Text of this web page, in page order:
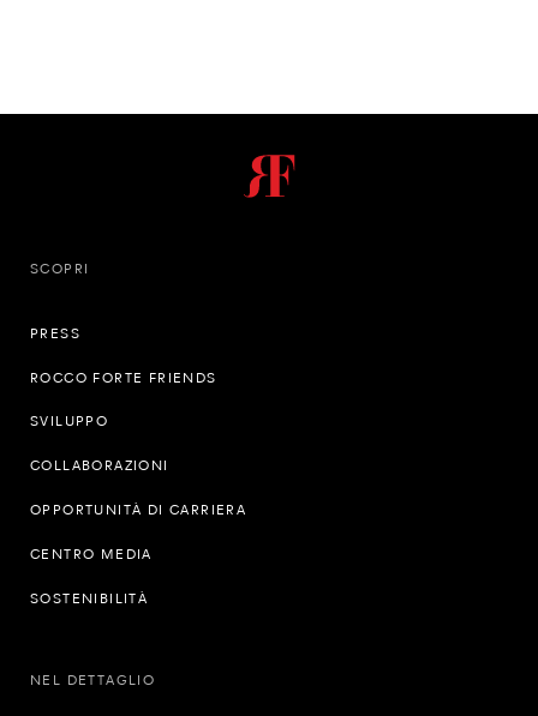
SCOPRI
PRESS
ROCCO FORTE FRIENDS
SVILUPPO
COLLABORAZIONI
OPPORTUNITÀ DI CARRIERA
CENTRO MEDIA
SOSTENIBILITÀ
NEL DETTAGLIO